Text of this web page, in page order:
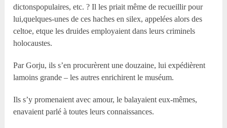
dictonspopulaires, etc. ? Il les priait même de recueillir pour
lui,quelques-unes de ces haches en silex, appelées alors des
celtoe, etque les druides employaient dans leurs criminels
holocaustes.
Par Gorju, ils s’en procurèrent une douzaine, lui expédièrent
lamoins grande – les autres enrichirent le muséum.
Ils s’y promenaient avec amour, le balayaient eux-mêmes,
enavaient parlé à toutes leurs connaissances.